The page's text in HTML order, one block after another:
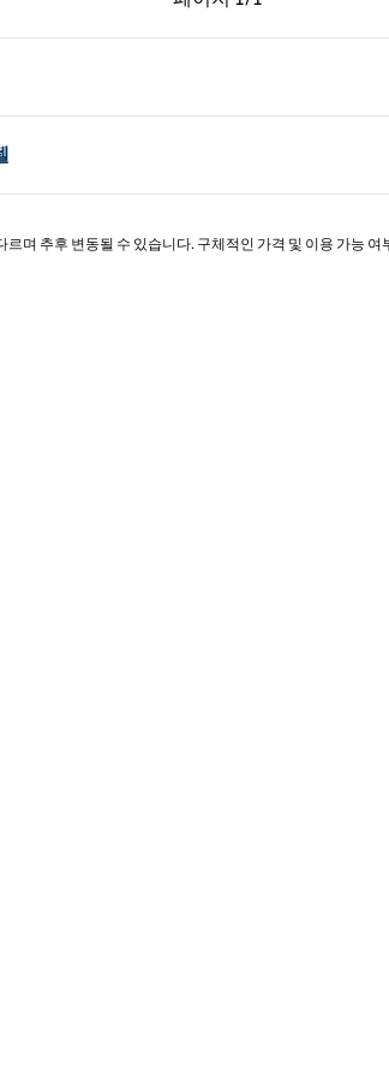
페이지 1/1
며 추후 변동될 수 있습니다. 구체적인 가격 및 이용 가능